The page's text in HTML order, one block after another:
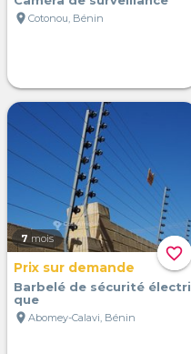
location_on Cotonou, Bénin
favorite_border
7 mois
Prix sur demande
Barbelé de sécurité électri
que
location_on Abomey-Calavi, Bénin